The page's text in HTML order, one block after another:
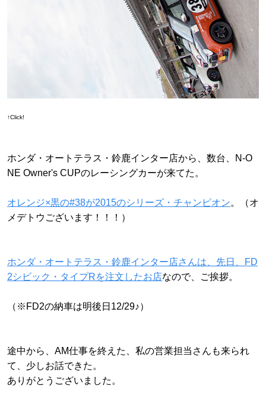
↑Click!
ホンダ・オートテラス・鈴鹿インター店から、数台、N-O
NE Owner's CUPのレーシングカーが来てた。
オレンジ×黒の#38が2015のシリーズ・チャンピオン。（オ
メデトウございます！！！）
ホンダ・オートテラス・鈴鹿インター店さんは、先日、FD
2シビック・タイプRを注文したお店なので、ご挨拶。
（※FD2の納車は明後日12/29♪）
途中から、AM仕事を終えた、私の営業担当さんも来られ
て、少しお話できた。
ありがとうございました。